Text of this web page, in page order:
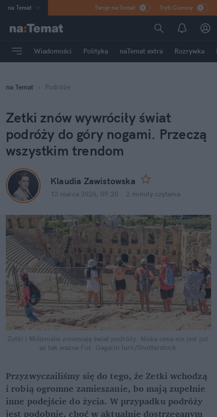
na:Temat
Poland
mama
Rozrywka
Twoje na:Temat Tryb Ciemny
Wiadomości Polityka naTemat extra Rozrywka
na:Temat Podróże
Zetki znów wywróciły świat
podróży do góry nogami. Przeczą
wszystkim trendom
Klaudia Zawistowska
13 marca 2026, 09:20 2 minuty czytania
Zetki i Millenialsi zmieniają świat podróży. Niska cena nie jest już
aż tak ważna Fot. Gagarin Iurii/Shutterstock
Przyzwyczailiśmy się do tego, że Zetki wchodzą
i robią ogromne zamieszanie, bo mają zupełnie
inne podejście do życia. W przypadku podróży
jest podobnie, choć w aktualnie dostrzeganym